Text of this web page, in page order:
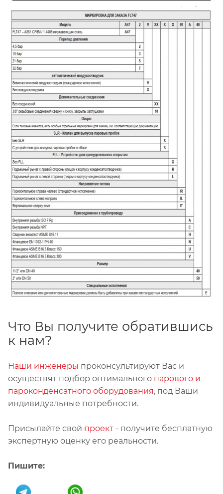
Что Вы получите обратившись
к нам?
Наши инженеры проконсультируют Вас и
осуществят подбор оптимального парового и
пароконденсатного оборудования, под Ваши
индивидуальные потребности.
Присылайте свой проект - получите бесплатную
экспертную оценку его реальности.
Пишите: